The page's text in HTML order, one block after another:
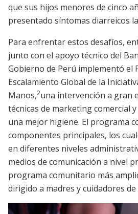
que sus hijos menores de cinco
presentado síntomas diarreicos
Para enfrentar estos desafíos,
junto con el apoyo técnico del
Gobierno de Perú implementó el
Escalamiento Global de la
Manos,2una intervención a gran
técnicas de marketing comercial
una mejor higiene. El programa
componentes principales, los
en diferentes niveles
medios de comunicación a nivel
programa comunitario más
dirigido a madres y cuidadores